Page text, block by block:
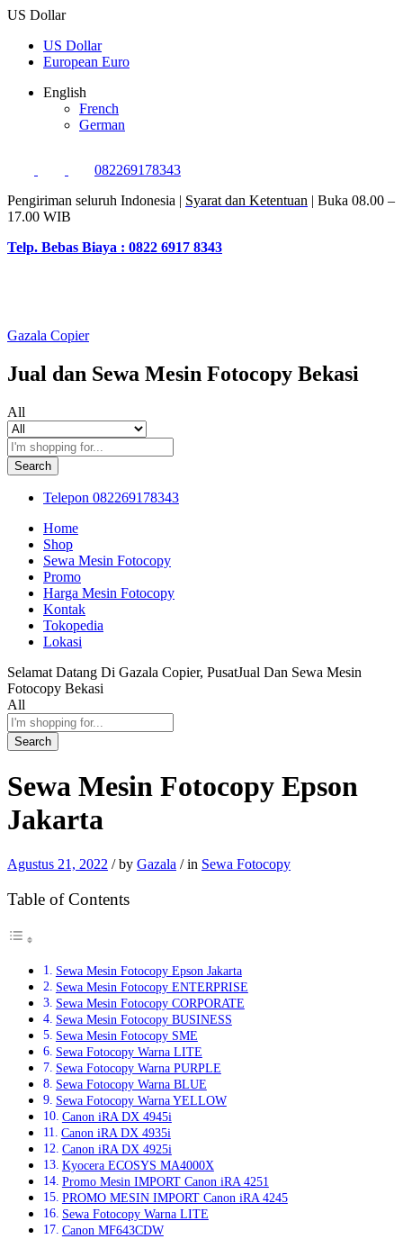
US Dollar
US Dollar
European Euro
English
French
German
082269178343
Pengiriman seluruh Indonesia | Syarat dan Ketentuan | Buka 08.00 –
17.00 WIB
Telp. Bebas Biaya : 0822 6917 8343
Gazala Copier
Jual dan Sewa Mesin Fotocopy Bekasi
All
Search
Telepon 082269178343
Home
Shop
Sewa Mesin Fotocopy
Promo
Harga Mesin Fotocopy
Kontak
Tokopedia
Lokasi
Selamat Datang Di Gazala Copier, PusatJual Dan Sewa Mesin
Fotocopy Bekasi
All
Search
Sewa Mesin Fotocopy Epson
Jakarta
Agustus 21, 2022 /by Gazala /in Sewa Fotocopy
Table of Contents
Sewa Mesin Fotocopy Epson Jakarta
Sewa Mesin Fotocopy ENTERPRISE
Sewa Mesin Fotocopy CORPORATE
Sewa Mesin Fotocopy BUSINESS
Sewa Mesin Fotocopy SME
Sewa Fotocopy Warna LITE
Sewa Fotocopy Warna PURPLE
Sewa Fotocopy Warna BLUE
Sewa Fotocopy Warna YELLOW
Canon iRA DX 4945i
Canon iRA DX 4935i
Canon iRA DX 4925i
Kyocera ECOSYS MA4000X
Promo Mesin IMPORT Canon iRA 4251
PROMO MESIN IMPORT Canon iRA 4245
Sewa Fotocopy Warna LITE
Canon MF643CDW